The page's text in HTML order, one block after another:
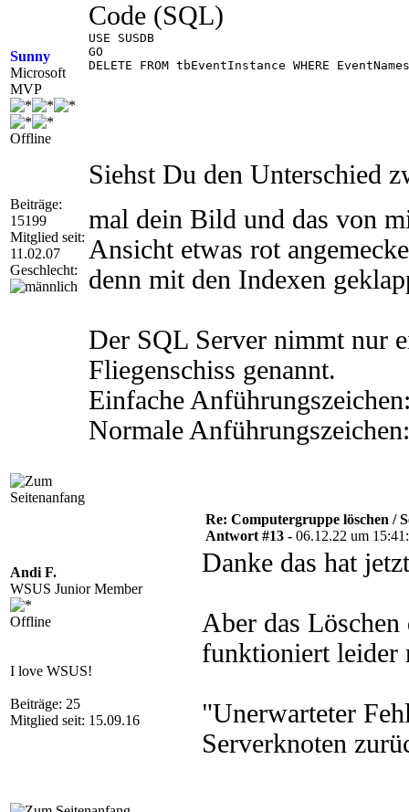
Sunny
Microsoft
MVP
Offline
Beiträge:
15199
Mitglied seit:
11.02.07
Geschlecht:
Code (SQL)
USE SUSDB
GO
DELETE FROM tbEventInstance WHERE
Siehst Du den Unterschied
mal dein Bild und das von
Ansicht etwas rot
denn mit den Indexen
Der SQL Server nimmt nur
Fliegenschiss genannt.
Einfache
Normale
Andi F.
WSUS Junior Member
Offline
I love WSUS!
Beiträge: 25
Mitglied seit: 15.09.16
Re: Computergruppe löschen /
Antwort #13 - 06.12.22 um
Danke das hat
Aber das
funktioniert leider
"Unerwarteter
Serverknoten